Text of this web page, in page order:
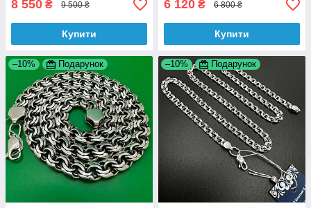
8 550 ₴ 9 500 ₴
Купити
6 120 ₴ 6 800 ₴
Купити
–10% Подарунок –10% Подарунок